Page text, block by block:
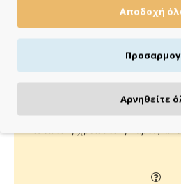
Άμεση αποστολή της
ημέρες
ΠΛΗΡΩΝΕΙΣ ΟΠΩΣ
Πιστωτική/χρεωστική κάρτα,
Αποδοχή
Αρνηθείτε